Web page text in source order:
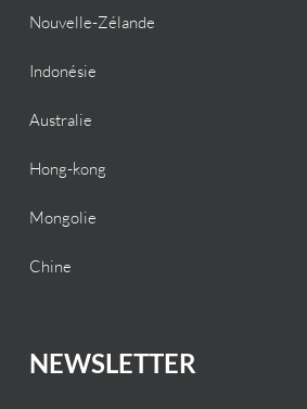
Nouvelle-Zélande
Indonésie
Australie
Hong-kong
Mongolie
Chine
NEWSLETTER